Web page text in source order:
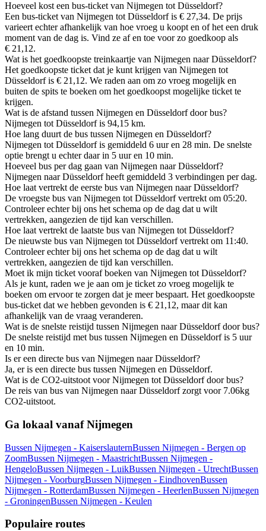
Hoeveel kost een bus-ticket van Nijmegen tot Düsseldorf?
Een bus-ticket van Nijmegen tot Düsseldorf is € 27,34. De prijs
varieert echter afhankelijk van hoe vroeg u koopt en of het een druk
moment van de dag is. Vind ze af en toe voor zo goedkoop als
€ 21,12.
Wat is het goedkoopste treinkaartje van Nijmegen naar Düsseldorf?
Het goedkoopste ticket dat je kunt krijgen van Nijmegen tot
Düsseldorf is € 21,12. We raden aan om zo vroeg mogelijk en
buiten de spits te boeken om het goedkoopst mogelijke ticket te
krijgen.
Wat is de afstand tussen Nijmegen en Düsseldorf door bus?
Nijmegen tot Düsseldorf is 94,15 km.
Hoe lang duurt de bus tussen Nijmegen en Düsseldorf?
Nijmegen tot Düsseldorf is gemiddeld 6 uur en 28 min. De snelste
optie brengt u echter daar in 5 uur en 10 min.
Hoeveel bus per dag gaan van Nijmegen naar Düsseldorf?
Nijmegen naar Düsseldorf heeft gemiddeld 3 verbindingen per dag.
Hoe laat vertrekt de eerste bus van Nijmegen naar Düsseldorf?
De vroegste bus van Nijmegen tot Düsseldorf vertrekt om 05:20.
Controleer echter bij ons het schema op de dag dat u wilt
vertrekken, aangezien de tijd kan verschillen.
Hoe laat vertrekt de laatste bus van Nijmegen tot Düsseldorf?
De nieuwste bus van Nijmegen tot Düsseldorf vertrekt om 11:40.
Controleer echter bij ons het schema op de dag dat u wilt
vertrekken, aangezien de tijd kan verschillen.
Moet ik mijn ticket vooraf boeken van Nijmegen tot Düsseldorf?
Als je kunt, raden we je aan om je ticket zo vroeg mogelijk te
boeken om ervoor te zorgen dat je meer bespaart. Het goedkoopste
bus-ticket dat we hebben gevonden is € 21,12, maar dit kan
afhankelijk van de vraag veranderen.
Wat is de snelste reistijd tussen Nijmegen naar Düsseldorf door bus?
De snelste reistijd met bus tussen Nijmegen en Düsseldorf is 5 uur
en 10 min.
Is er een directe bus van Nijmegen naar Düsseldorf?
Ja, er is een directe bus tussen Nijmegen en Düsseldorf.
Wat is de CO2-uitstoot voor Nijmegen tot Düsseldorf door bus?
De reis van bus van Nijmegen naar Düsseldorf zorgt voor 7.06kg
CO2-uitstoot.
Ga lokaal vanaf Nijmegen
Bussen Nijmegen - KaiserslauternBussen Nijmegen - Bergen op
ZoomBussen Nijmegen - MaastrichtBussen Nijmegen -
HengeloBussen Nijmegen - LuikBussen Nijmegen - UtrechtBussen
Nijmegen - VoorburgBussen Nijmegen - EindhovenBussen
Nijmegen - RotterdamBussen Nijmegen - HeerlenBussen Nijmegen
- GroningenBussen Nijmegen - Keulen
Populaire routes